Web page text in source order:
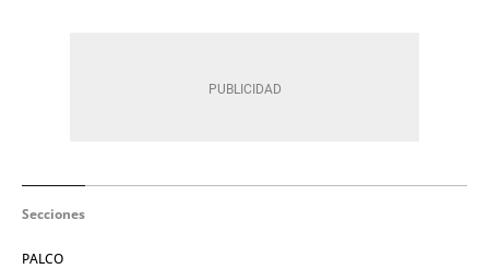
Secciones
PALCO